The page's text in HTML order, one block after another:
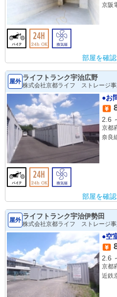
京阪
部屋を確
屋外 ライフトランク宇治広野
株式会社京都ライフ ストレージ
●お
2.6
京都
奈良
部屋を確
屋外 ライフトランク宇治伊勢田
株式会社京都ライフ ストレージ
●空
2.6
京都
近鉄